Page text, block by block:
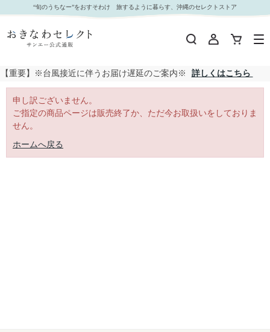
｜おきなわセレクト サンエー公式通販
“旬のうちなー”をおすそわけ 旅するように暮らす、沖縄のセレクトストア
【重要】※台風接近に伴うお届け遅延のご案内※ 詳しくはこちら
申し訳ございません。
ご指定の商品ページは販売終了か、ただ今お取扱いをしておりま
せん。
ホームへ戻る